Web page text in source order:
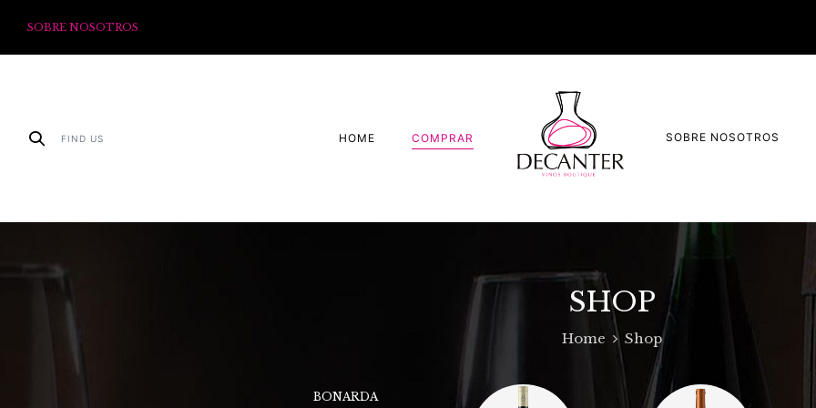
SOBRE NOSOTROS
FIND US HOME COMPRAR SOBRE NOSOTROS
SHOP
Home Shop
BONARDA